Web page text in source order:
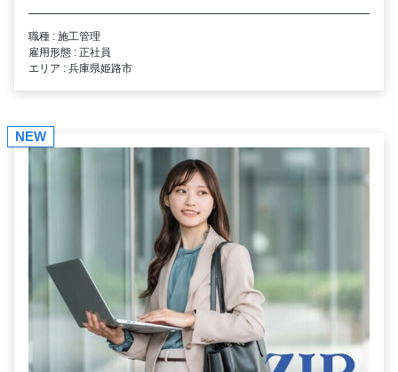
職種 : 施工管理
雇用形態 : 正社員
エリア : 兵庫県姫路市
NEW